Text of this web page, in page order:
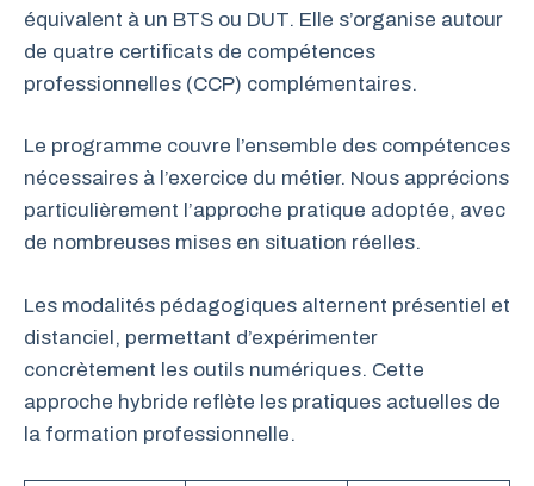
équivalent à un BTS ou DUT. Elle s’organise autour
de quatre certificats de compétences
professionnelles (CCP) complémentaires.
Le programme couvre l’ensemble des compétences
nécessaires à l’exercice du métier. Nous apprécions
particulièrement l’approche pratique adoptée, avec
de nombreuses mises en situation réelles.
Les modalités pédagogiques alternent présentiel et
distanciel, permettant d’expérimenter
concrètement les outils numériques. Cette
approche hybride reflète les pratiques actuelles de
la formation professionnelle.